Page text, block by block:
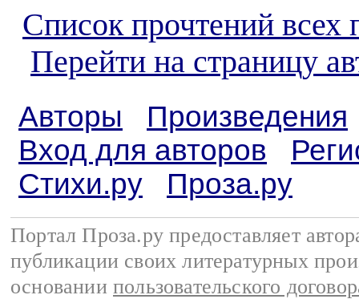
Список прочтений всех
Перейти на страницу
Авторы
Произведения
Вход для авторов
Стихи.ру
Проза.ру
Портал Проза.ру предоставляет
публикации своих литературных
основании пользовательского